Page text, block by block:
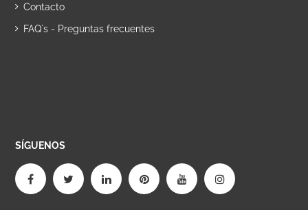
Contacto
FAQ´s - Preguntas frecuentes
SÍGUENOS